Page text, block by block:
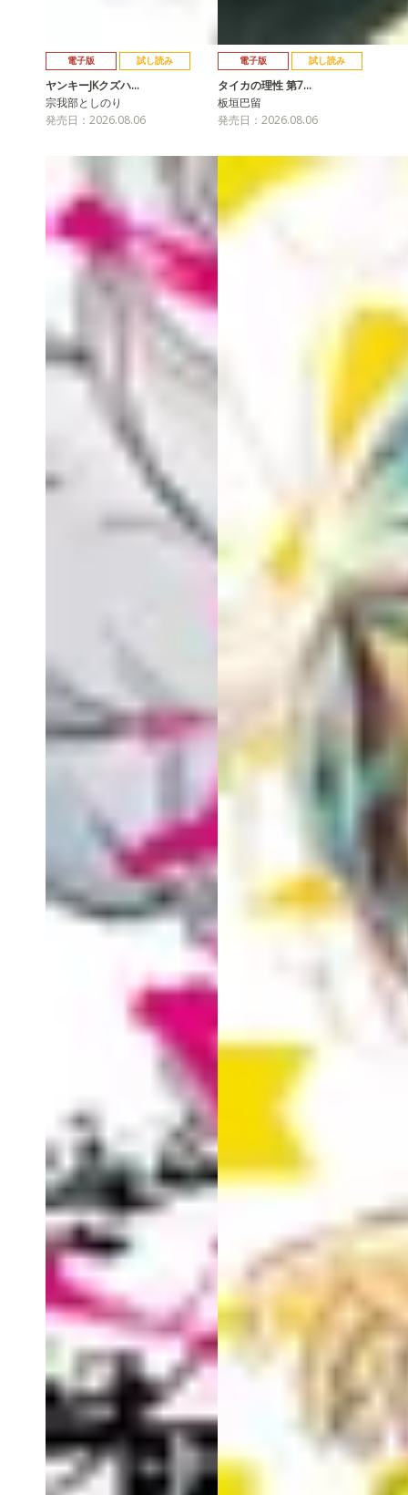
電子版 試し読み
ヤンキーJKクズハ…
宗我部としのり
発売日：2026.08.06
電子版 試し読み
タイカの理性 第7…
板垣巴留
発売日：2026.08.06